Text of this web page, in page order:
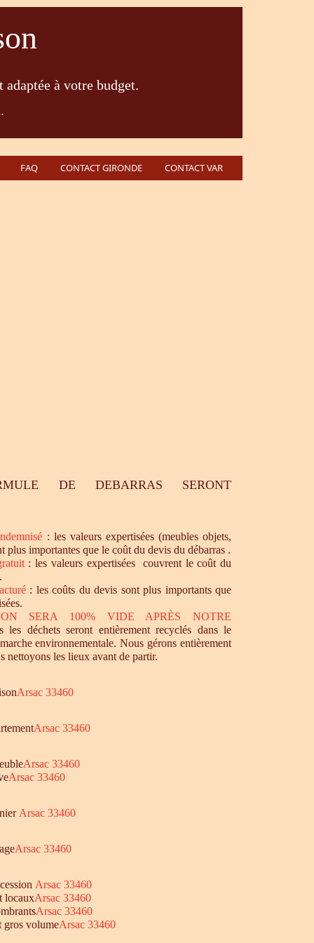
à votre budget.
FAQ CONTACT GIRONDE CONTACT VAR
DE DEBARRAS SERONT
: les valeurs expertisées (meubles objets,
plus importantes que le coût du devis du débarras .
: les valeurs expertisées couvrent le coût du
: les coûts du devis sont plus importants que
SERA 100% VIDE APRÈS NOTRE
les déchets seront entièrement recyclés dans le
environnementale. Nous gérons entièrement
nettoyons les lieux avant de partir.
Arsac 33460
Arsac 33460
Arsac 33460
Arsac 33460
Arsac 33460
Arsac 33460
Arsac 33460
locauxArsac 33460
Arsac 33460
gros volumeArsac 33460